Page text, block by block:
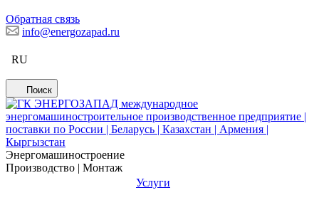
Обратная связь
info@energozapad.ru
RU
Поиск
Энергомашиностроение
Производство | Монтаж
Услуги